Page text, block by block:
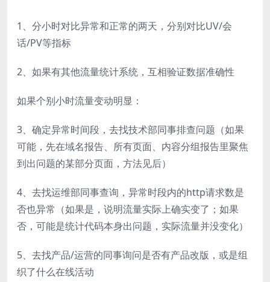
1、分小时对比异常和正常的两天，分别对比UV/会
话/PV等指标
2、如果有其他流量统计系统，互相验证数据准确性
如果个别小时流量变动明显：
3、确定异常时间段，去找技术部同事排查问题（如果
可能，先在域名报告、所有页面、内容分组报告里聚焦
到出问题的某部分页面，方法见后）
4、去找运维部同事查询，异常时段内的http请求数是
否也异常（如果是，说明流量实际上确实变了；如果
否，可能是统计代码本身出问题，实际流量并没变化）
5、去找产品/运营的同事询问是否有产品改版，或是组
织了什么在线活动